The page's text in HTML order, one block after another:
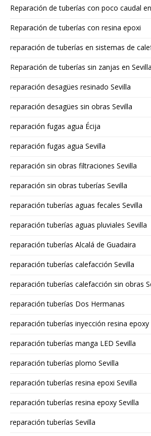
Reparación de tuberías con poco caudal
Reparación de tuberías con resina epoxi
reparación de tuberías en sistemas de
Reparación de tuberías sin zanjas en Sevilla
reparación desagües resinado Sevilla
reparación desagües sin obras Sevilla
reparación fugas agua Écija
reparación fugas agua Sevilla
reparación sin obras filtraciones Sevilla
reparación sin obras tuberías Sevilla
reparación tuberías aguas fecales Sevilla
reparación tuberías aguas pluviales Sevilla
reparación tuberías Alcalá de Guadaira
reparación tuberías calefacción Sevilla
reparación tuberías calefacción sin obras
reparación tuberías Dos Hermanas
reparación tuberías inyección resina
reparación tuberías manga LED Sevilla
reparación tuberías plomo Sevilla
reparación tuberías resina epoxi Sevilla
reparación tuberías resina epoxy Sevilla
reparación tuberías Sevilla